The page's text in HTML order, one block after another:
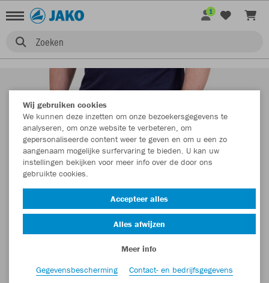
Zoeken
1
Wij gebruiken cookies
We kunnen deze inzetten om onze bezoekersgegevens te
analyseren, om onze website te verbeteren, om
gepersonaliseerde content weer te geven en om u een zo
aangenaam mogelijke surfervaring te bieden. U kan uw
instellingen bekijken voor meer info over de door ons
gebruikte cookies.
Accepteer alles
Alles afwijzen
Meer info
Gegevensbescherming
Contact- en bedrijfsgegevens